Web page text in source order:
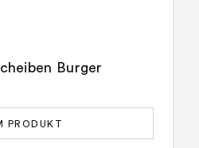
Burger
PRODUKT